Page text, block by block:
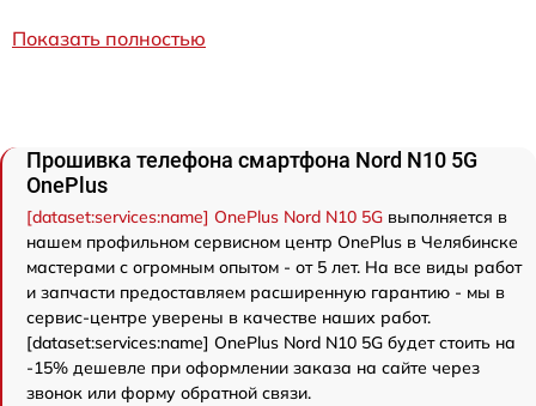
Показать полностью
Прошивка телефона смартфона Nord N10 5G
OnePlus
[dataset:services:name] OnePlus Nord N10 5G выполняется в
нашем профильном сервисном центр OnePlus в Челябинске
мастерами с огромным опытом - от 5 лет. На все виды работ
и запчасти предоставляем расширенную гарантию - мы в
сервис-центре уверены в качестве наших работ.
[dataset:services:name] OnePlus Nord N10 5G будет стоить на
-15% дешевле при оформлении заказа на сайте через
звонок или форму обратной связи.